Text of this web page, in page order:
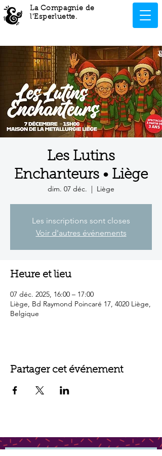
La Compagnie de
l'Esperluette.
Les Lutins
Enchanteurs • Liège
dim. 07 déc.
  |
Liège
Les inscriptions sont closes
Voir d'autres événements
Heure et lieu
07 déc. 2025, 16:00 – 17:00
Liège, Bd Raymond Poincaré 17, 4020 Liège,
Belgique
Partager cet événement